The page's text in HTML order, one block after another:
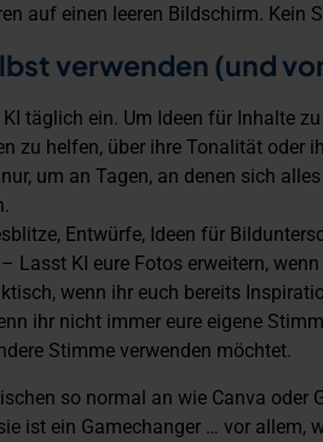
auf einen leeren Bildschirm. Kein
verwenden (und
täglich ein. Um Ideen für Inhalte
zu helfen, über ihre Tonalität oder
um an Tagen, an denen sich
Entwürfe, Ideen für
– Lasst KI eure Fotos erweitern,
wenn ihr euch bereits
ihr nicht immer eure eigene
Stimme verwenden möchtet.
so normal an wie Canva oder
ist ein Gamechanger … vor allem,